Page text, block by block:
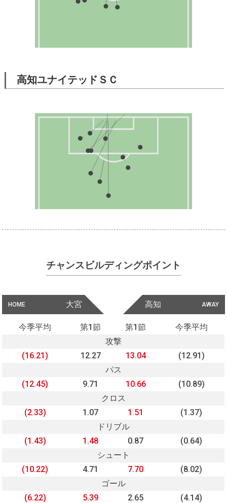
高知ユナイテッドＳＣ
チャンスビルディングポイント
HOME 大宮 AWAY
高知
今季平均 第1節 第1節
今季平均
攻撃
(16.21)
12.27 13.04
(12.91)
パス
(12.45)
9.71 10.66
(10.89)
クロス
(2.33)
1.07 1.51
(1.37)
ドリブル
(1.43)
1.48 0.87
(0.64)
シュート
(10.22)
4.71 7.70
(8.02)
ゴール
(6.22)
5.39 2.65
(4.14)